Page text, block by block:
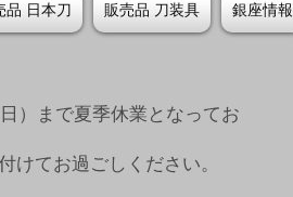
品 日本刀 販売品 刀装具 銀座情報
）まで夏季休業となってお
けてお過ごしください。